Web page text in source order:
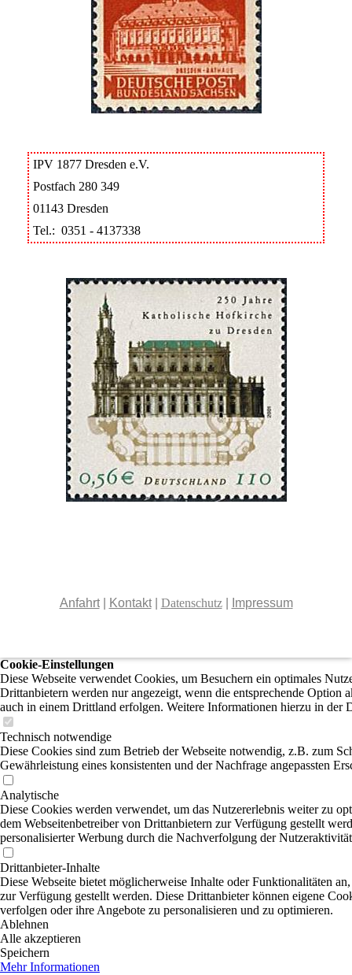
IPV 1877 Dresden e.V.
Postfach 280 349
01143 Dresden
Tel.: 0351 - 4137338
Anfahrt| Kontakt| Datenschutz| Impressum
Cookie-Einstellungen
Diese Webseite verwendet Cookies, um Besuchern ein optimales
Drittanbietern werden nur angezeigt, wenn die entsprechende Option
auch in einem Drittland erfolgen. Weitere Informationen hierzu in der
Technisch notwendige
Diese Cookies sind zum Betrieb der Webseite notwendig, z.B. zum
Gewährleistung eines konsistenten und der Nachfrage angepassten
Analytische
Diese Cookies werden verwendet, um das Nutzererlebnis weiter zu
dem Webseitenbetreiber von Drittanbietern zur Verfügung gestellt
personalisierter Werbung durch die Nachverfolgung der
Drittanbieter-Inhalte
Diese Webseite bietet möglicherweise Inhalte oder Funktionalitäten
zur Verfügung gestellt werden. Diese Drittanbieter können eigene
verfolgen oder ihre Angebote zu personalisieren und zu optimieren.
Ablehnen
Alle akzeptieren
Speichern
Mehr Informationen